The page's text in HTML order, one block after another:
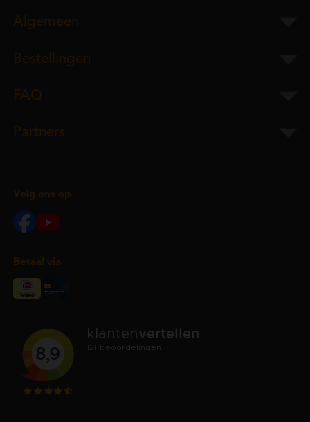
Algemeen
Bestellingen
FAQ
Partners
Volg ons op
Betaal via